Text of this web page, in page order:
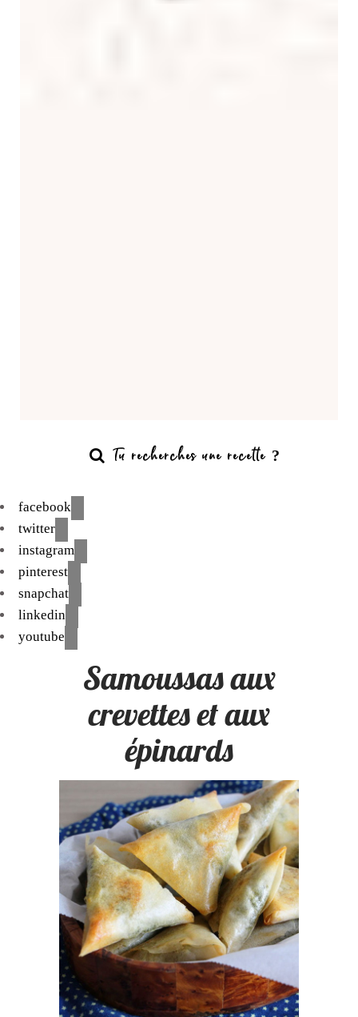
facebook
twitter
instagram
pinterest
snapchat
linkedin
youtube
Samoussas aux
crevettes et aux
épinards